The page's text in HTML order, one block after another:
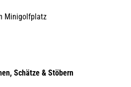
Minigolfplatz
Schätze & Stöbern